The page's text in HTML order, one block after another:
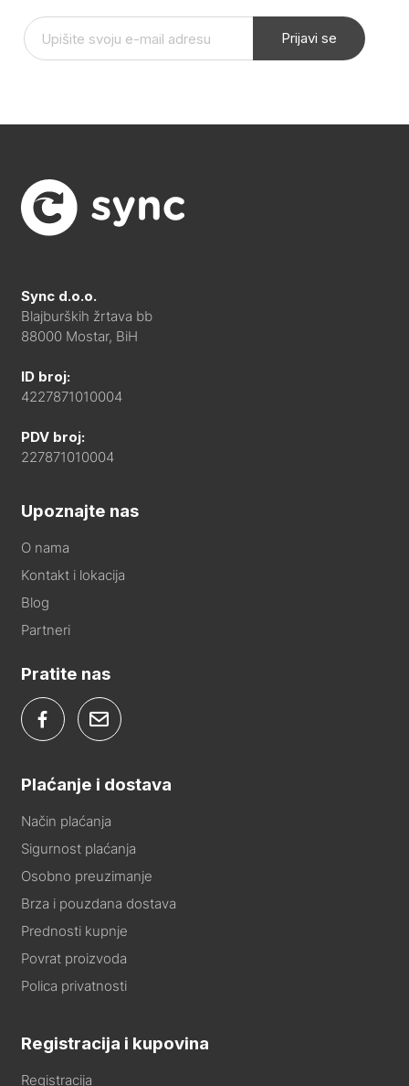
Prijavi se
Sync d.o.o.
Blajburških žrtava bb
88000 Mostar, BiH
ID broj:
4227871010004
PDV broj:
227871010004
Upoznajte nas
O nama
Kontakt i lokacija
Blog
Partneri
Pratite nas
Plaćanje i dostava
Način plaćanja
Sigurnost plaćanja
Osobno preuzimanje
Brza i pouzdana dostava
Prednosti kupnje
Povrat proizvoda
Polica privatnosti
Registracija i kupovina
Registracija